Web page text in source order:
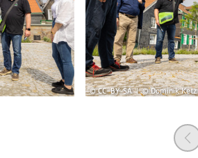
© CC-BY-SA | © Dominik Ketz